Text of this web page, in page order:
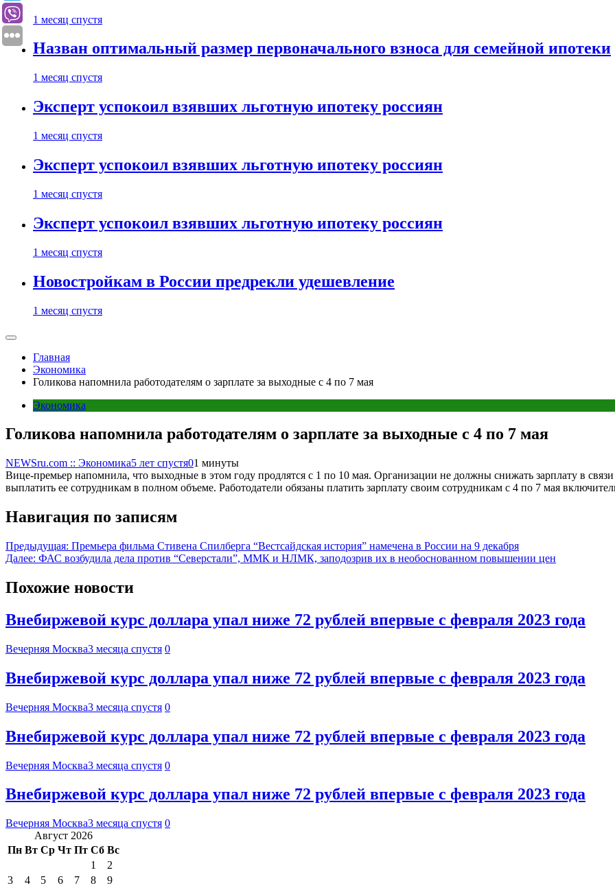
1 месяц спустя
Назван оптимальный размер первоначального взноса для семейной ипотеки
1 месяц спустя
Эксперт успокоил взявших льготную ипотеку россиян
1 месяц спустя
Эксперт успокоил взявших льготную ипотеку россиян
1 месяц спустя
Эксперт успокоил взявших льготную ипотеку россиян
1 месяц спустя
Новостройкам в России предрекли удешевление
1 месяц спустя
Главная
Экономика
Голикова напомнила работодателям о зарплате за выходные с 4 по 7 мая
Экономика
Голикова напомнила работодателям о зарплате за выходные с 4 по 7 мая
NEWSru.com :: Экономика5 лет спустя01 минуты
Вице-премьер напомнила, что выходные в этом году продлятся с 1 по 10 мая. Организации не должны снижать зарплату в
выплатить ее сотрудникам в полном объеме. Работодатели обязаны платить зарплату своим сотрудникам с 4 по 7 мая
Навигация по записям
Предыдущая: Премьера фильма Стивена Спилберга “‎Вестсайдская история” намечена в России на 9 декабря
Далее: ФАС возбудила дела против “Северстали”, ММК и НЛМК, заподозрив их в необоснованном повышении цен
Похожие новости
Внебиржевой курс доллара упал ниже 72 рублей впервые с февраля 2023 года
Вечерняя Москва3 месяца спустя 0
Внебиржевой курс доллара упал ниже 72 рублей впервые с февраля 2023 года
Вечерняя Москва3 месяца спустя 0
Внебиржевой курс доллара упал ниже 72 рублей впервые с февраля 2023 года
Вечерняя Москва3 месяца спустя 0
Внебиржевой курс доллара упал ниже 72 рублей впервые с февраля 2023 года
Вечерняя Москва3 месяца спустя 0
Август 2026
Пн Вт Ср Чт Пт Сб Вс
1
2
3
4 5 6 7 8
9